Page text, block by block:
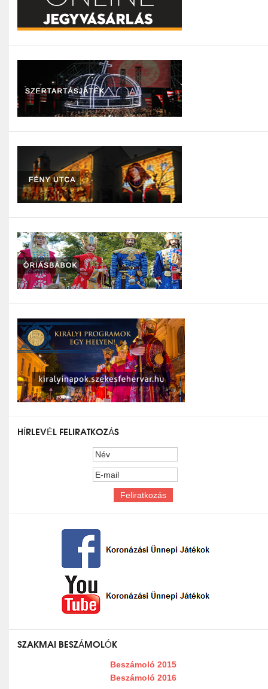
HÍRLEVÉL FELIRATKOZÁS
SZAKMAI BESZÁMOLÓK
Beszámoló 2015
Beszámoló 2016